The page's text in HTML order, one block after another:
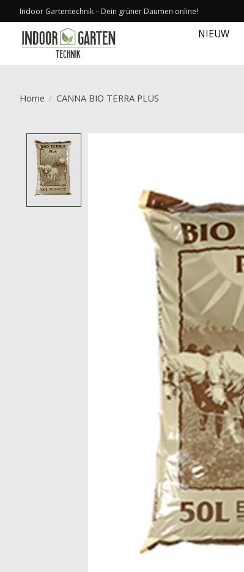
Indoor Gartentechnik – Dein grüner Daumen online!
NIEUW
Home / CANNA BIO TERRA PLUS